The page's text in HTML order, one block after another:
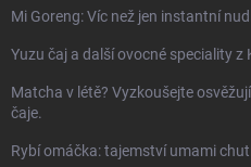
Mi Goreng: Víc než jen instantní
Yuzu čaj a další ovocné speciality z
Matcha v létě? Vyzkoušejte
čaje.
Rybí omáčka: tajemství umami